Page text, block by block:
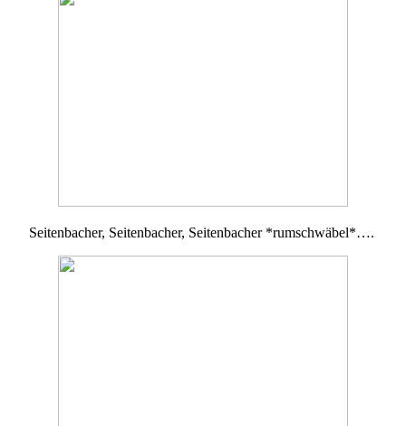
Seitenbacher, Seitenbacher, Seitenbacher *rumschwäbel*….